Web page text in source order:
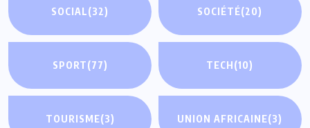
SOCIAL(32) SOCIÉTÉ(20)
SPORT(77) TECH(10)
TOURISME(3) UNION AFRICAINE(3)